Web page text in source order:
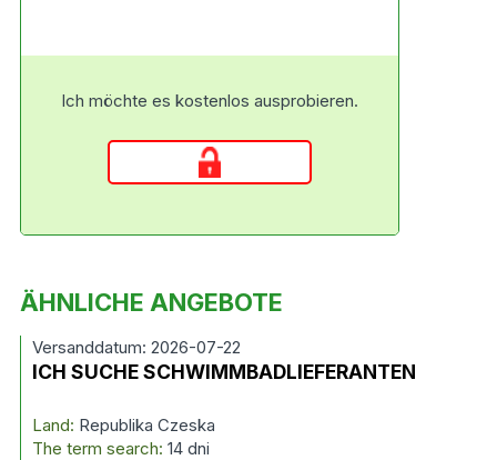
Ich möchte es kostenlos ausprobieren.
ÄHNLICHE ANGEBOTE
Versanddatum: 2026-07-22
ICH SUCHE SCHWIMMBADLIEFERANTEN
Land: Republika Czeska
The term search: 14 dni